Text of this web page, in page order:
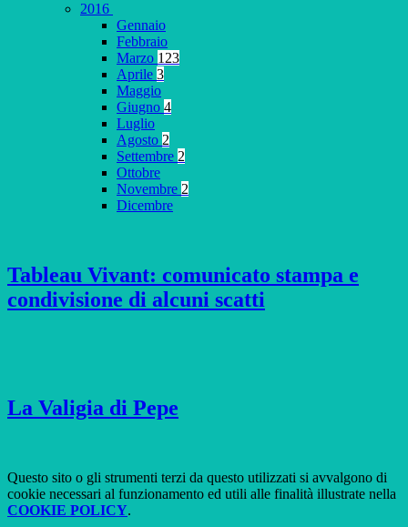
2016
Gennaio
Febbraio
Marzo 123
Aprile 3
Maggio
Giugno 4
Luglio
Agosto 2
Settembre 2
Ottobre
Novembre 2
Dicembre
Tableau Vivant: comunicato stampa e
condivisione di alcuni scatti
La Valigia di Pepe
Questo sito o gli strumenti terzi da questo utilizzati si avvalgono di
cookie necessari al funzionamento ed utili alle finalità illustrate nella
COOKIE POLICY.